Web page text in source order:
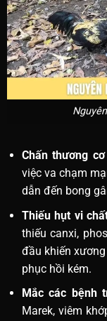
Chấn thương
việc va chạm
dẫn đến bong
Thiếu hụt vi
thiếu canxi,
đầu khiến
phục hồi kém.
Mắc các bệnh
Marek, viêm